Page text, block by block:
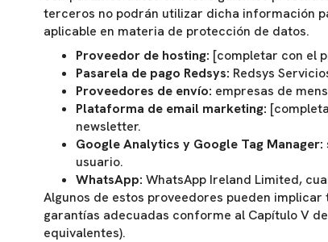
terceros no podrán utilizar dicha información
aplicable en materia de protección de datos.
Proveedor de hosting: [completar con el
Pasarela de pago Redsys: Redsys
Proveedores de envío: empresas de
Plataforma de email marketing:
newsletter.
Google Analytics y Google Tag Manager:
usuario.
WhatsApp: WhatsApp Ireland Limited,
Algunos de estos proveedores pueden
garantías adecuadas conforme al Capítulo V
equivalentes).